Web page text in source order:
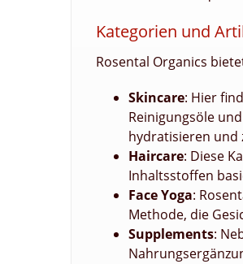
Kategorien und
Rosental Organics
Skincare: Hier
Reinigungsöle
hydratisieren und
Haircare: Diese
Inhaltsstoffen
Face Yoga:
Methode, die
Supplements: